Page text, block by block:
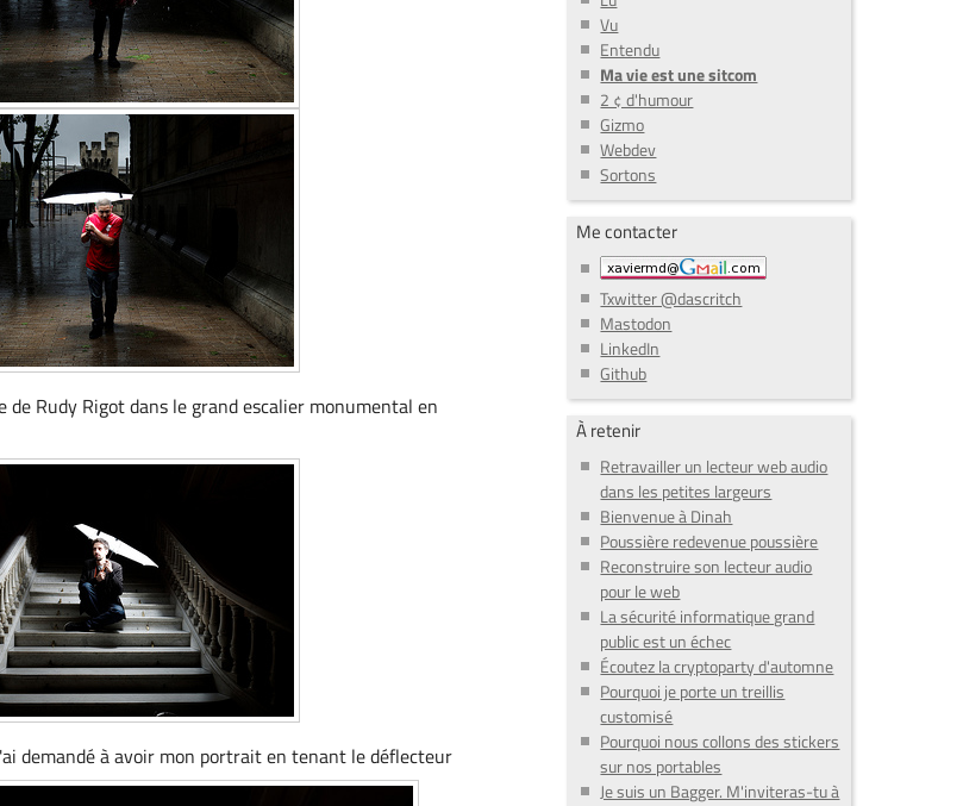
Rudy Rigot dans le grand escalier monumental en
demandé à avoir mon portrait en tenant le déflecteur
Vu
Entendu
Ma vie est une sitcom
2 ¢ d'humour
Gizmo
Webdev
Sortons
Me contacter
Txwitter @dascritch
Mastodon
LinkedIn
Github
À retenir
Retravailler un lecteur web audio
dans les petites largeurs
Bienvenue à Dinah
Poussière redevenue poussière
Reconstruire son lecteur audio
pour le web
La sécurité informatique grand
public est un échec
Écoutez la cryptoparty d'automne
Pourquoi je porte un treillis
customisé
Pourquoi nous collons des stickers
sur nos portables
Je suis un Bagger. M'inviteras-tu à